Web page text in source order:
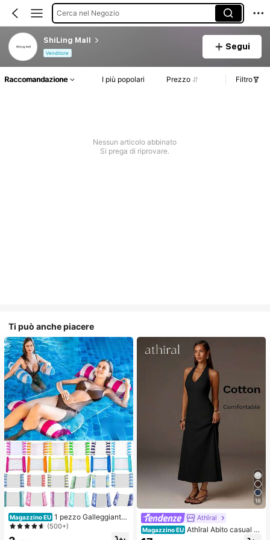
Cerca nel Negozio
ShiLing Mall
Venditore
Segui
Raccomandazione I più popolari Prezzo Filtro
Nessun articolo abbinato
Si prega di riprovare.
Ti può anche piacere
Magazzino EU 1 pezzo Galleggiante
gonfiabile per adulti, amaca gallegg
iante, giocattolo galleggiante per pi
(500+)
16
Athîral
Magazzino EU Athîral Abito casual d
a donna per vacanze, con scollo a